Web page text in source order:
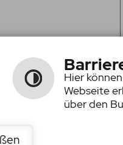
Hier
Webseite
über den